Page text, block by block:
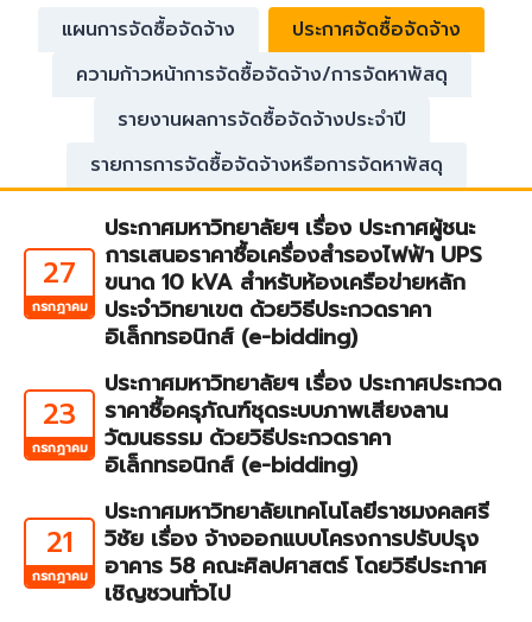
แผนการจัดซื้อจัดจ้าง
ประกาศจัดซื้อจัดจ้าง
ความก้าวหน้าการจัดซื้อจัดจ้าง/การจัดหาพัสดุ
รายงานผลการจัดซื้อจัดจ้างประจำปี
รายการการจัดซื้อจัดจ้างหรือการจัดหาพัสดุ
27
กรกฎาคม
ประกาศมหาวิทยาลัยฯ เรื่อง ประกาศผู้ชนะ
การเสนอราคาซื้อเครื่องสำรองไฟฟ้า UPS
ขนาด 10 kVA สำหรับห้องเครือข่ายหลัก
ประจำวิทยาเขต ด้วยวิธีประกวดราคา
อิเล็กทรอนิกส์ (e-bidding)
23
กรกฎาคม
ประกาศมหาวิทยาลัยฯ เรื่อง ประกาศประกวด
ราคาซื้อครุภัณฑ์ชุดระบบภาพเสียงลาน
วัฒนธรรม ด้วยวิธีประกวดราคา
อิเล็กทรอนิกส์ (e-bidding)
21
กรกฎาคม
ประกาศมหาวิทยาลัยเทคโนโลยีราชมงคลศรี
วิชัย เรื่อง จ้างออกแบบโครงการปรับปรุง
อาคาร 58 คณะศิลปศาสตร์ โดยวิธีประกาศ
เชิญชวนทั่วไป